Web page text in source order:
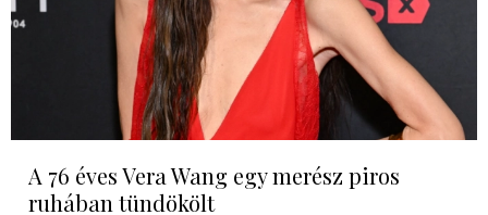
A 76 éves Vera Wang egy merész piros
ruhában tündökölt